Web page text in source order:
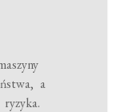
a